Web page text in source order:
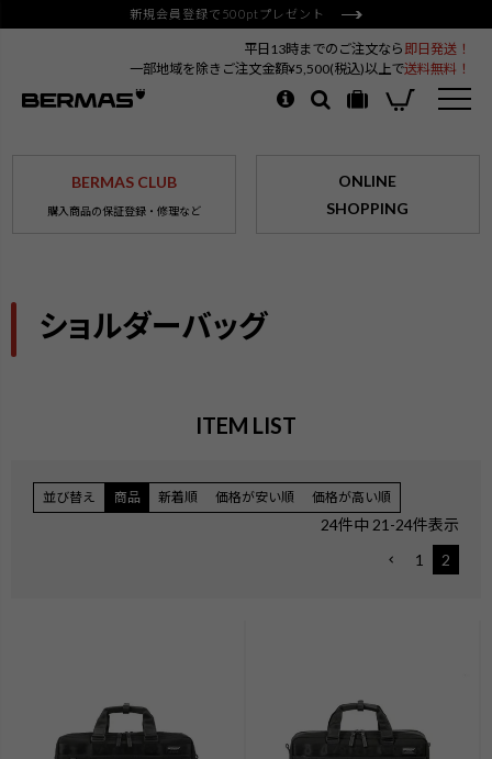
新規会員登録で500ptプレゼント
平日13時までのご注文なら 即日発送！
一部地域を除きご注文金額¥5,500(税込)以上で送料無料！
BERMAS CLUB
購入商品の保証登録・修理など
ONLINE
SHOPPING
ショルダーバッグ
ITEM LIST
並び替え 商品 新着順 価格が安い順 価格が高い順
24件中 21 -24件表示
1
2